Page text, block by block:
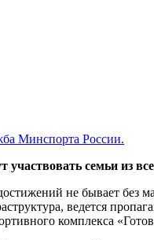
Минспорта России.
участвовать семьи из
не бывает без
ведется
комплекса